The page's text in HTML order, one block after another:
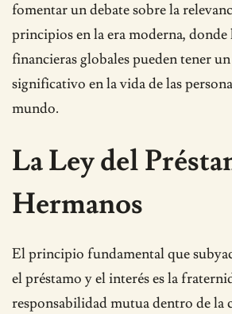
fomentar un debate sobre la
principios en la era moderna, donde
financieras globales pueden tener
significativo en la vida de las
mundo.
La Ley del
Hermanos
El principio fundamental que
el préstamo y el interés es la
responsabilidad mutua dentro de la